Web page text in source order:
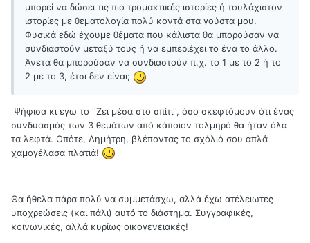
μπορεί να δώσει τις πιο τρομακτικές ιστορίες ή τουλάχιστον
ιστορίες με θεματολογία πολύ κοντά στα γούστα μου.
Φυσικά εδώ έχουμε θέματα που κάλιστα θα μπορούσαν να
συνδιαστούν μεταξύ τους ή να εμπεριέχει το ένα το άλλο.
Άνετα θα μπορούσαν να συνδιαστούν π.χ. το 1 με το 2 ή το
2 με το 3, έτσι δεν είναι;
Ψήφισα κι εγώ το ''Ζει μέσα στο σπίτι'', όσο σκεφτόμουν ότι ένας
συνδυασμός των 3 θεμάτων από κάποιον τολμηρό θα ήταν όλα
τα λεφτά. Οπότε, Δημήτρη, βλέποντας το σχόλιό σου απλά
χαμογέλασα πλατιά!
Θα ήθελα πάρα πολύ να συμμετάσχω, αλλά έχω ατέλειωτες
υποχρεώσεις (και πάλι) αυτό το διάστημα. Συγγραφικές,
κοινωνικές, αλλά κυρίως οικογενειακές!